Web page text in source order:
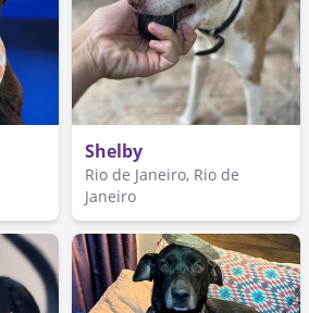
Shelby
Rio de Janeiro, Rio de
Janeiro